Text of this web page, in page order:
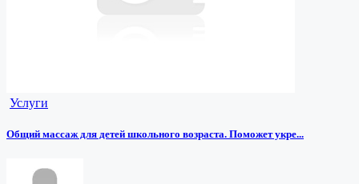
Услуги
Общий массаж для детей школьного возраста. Поможет укре...